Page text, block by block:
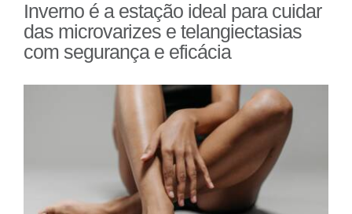
Inverno é a estação ideal para cuidar
das microvarizes e telangiectasias
com segurança e eficácia